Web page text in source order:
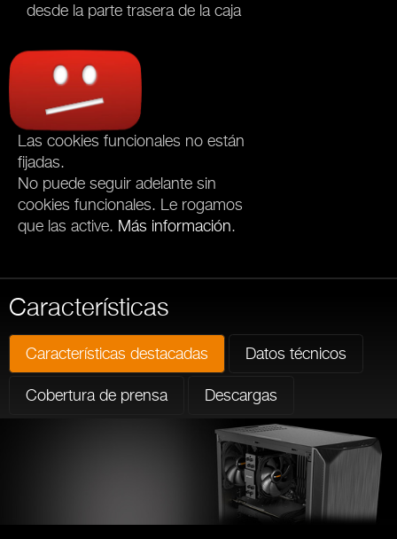
desde la parte trasera de la caja
Las cookies funcionales no están
fijadas.
No puede seguir adelante sin
cookies funcionales. Le rogamos
que las active. Más información.
Características
Características destacadas Datos técnicos
Cobertura de prensa Descargas